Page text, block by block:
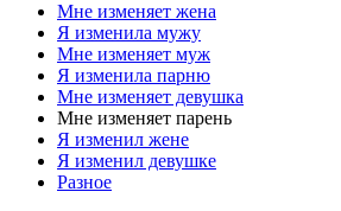
Мне изменяет жена
Я изменила мужу
Мне изменяет муж
Я изменила парню
Мне изменяет девушка
Мне изменяет парень
Я изменил жене
Я изменил девушке
Разное